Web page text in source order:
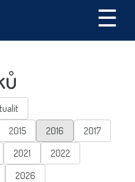
☰
2015 2016
2017
2021
2022
2026